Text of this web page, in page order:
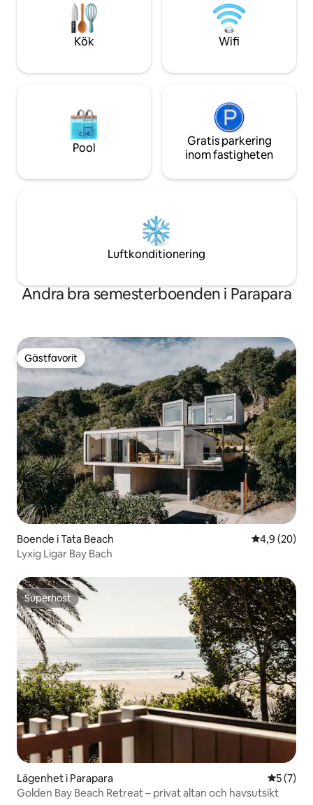
Cafe och en kväll
innan du ger dig
cykling längs
Kök Wifi
Pool
Gratis parkering
inom fastigheten
Luftkonditionering
Andra bra semesterboenden i Parapara
Gästfavorit
Gästfavorit
Boende i Tata Beach 4,9 av 5 i
4,9 (20)
Lyxig Ligar Bay Bach
Superhost
Superhost
Lägenhet i Parapara 5 av 5 i
5 (7)
Golden Bay Beach Retreat – privat altan och havsutsikt